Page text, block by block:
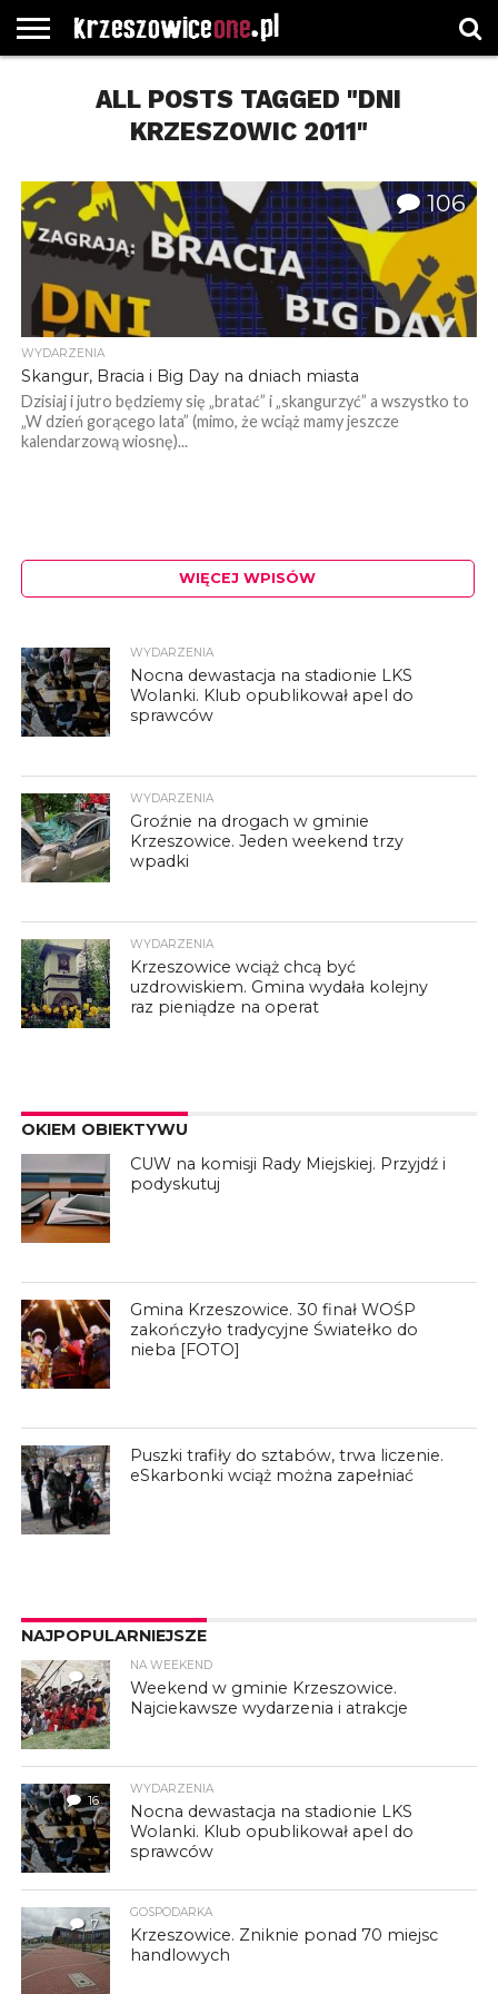
GŁÓWNA
WYBORY
SAMORZĄDOWE
WYBIERZ
KATEGORIE
ROZKŁADY
GREGORCZYK
WATCH
KONTAKTALL POSTS TAGGED "DNI
KRZESZOWIC 2011"
106
WYDARZENIA
Skangur, Bracia i Big Day na dniach miasta
Dzisiaj i jutro będziemy się „bratać” i „skangurzyć” a wszystko to
„W dzień gorącego lata” (mimo, że wciąż mamy jeszcze
kalendarzową wiosnę)...
WIĘCEJ WPISÓW
WYDARZENIA
Nocna dewastacja na stadionie LKS
Wolanki. Klub opublikował apel do
sprawców
WYDARZENIA
Groźnie na drogach w gminie
Krzeszowice. Jeden weekend trzy
wpadki
WYDARZENIA
Krzeszowice wciąż chcą być
uzdrowiskiem. Gmina wydała kolejny
raz pieniądze na operat
OKIEM OBIEKTYWU
CUW na komisji Rady Miejskiej. Przyjdź i
podyskutuj
Gmina Krzeszowice. 30 finał WOŚP
zakończyło tradycyjne Światełko do
nieba [FOTO]
Puszki trafiły do sztabów, trwa liczenie.
eSkarbonki wciąż można zapełniać
NAJPOPULARNIEJSZE
4
NA WEEKEND
Weekend w gminie Krzeszowice.
Najciekawsze wydarzenia i atrakcje
16
WYDARZENIA
Nocna dewastacja na stadionie LKS
Wolanki. Klub opublikował apel do
sprawców
7
GOSPODARKA
Krzeszowice. Zniknie ponad 70 miejsc
handlowych